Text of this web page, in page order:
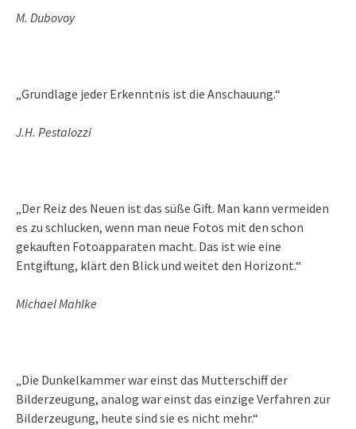
M. Dubovoy
„Grundlage jeder Erkenntnis ist die Anschauung.“
J.H. Pestalozzi
„Der Reiz des Neuen ist das süße Gift. Man kann vermeiden
es zu schlucken, wenn man neue Fotos mit den schon
gekauften Fotoapparaten macht. Das ist wie eine
Entgiftung, klärt den Blick und weitet den Horizont.“
Michael Mahlke
„Die Dunkelkammer war einst das Mutterschiff der
Bilderzeugung, analog war einst das einzige Verfahren zur
Bilderzeugung, heute sind sie es nicht mehr.“